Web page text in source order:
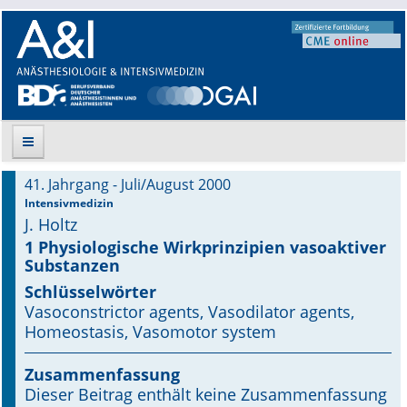
Suche
Aktuelle Ausgabe
Leitlinien
Archiv
Supplements OrphanAnesthesia
41. Jahrgang - Juli/August 2000
Intensivmedizin
J. Holtz
1 Physiologische Wirkprinzipien vasoaktiver
Substanzen
Schlüsselwörter
Vasoconstrictor agents, Vasodilator agents,
Homeostasis, Vasomotor system
Zusammenfassung
Dieser Beitrag enthält keine Zusammenfassung